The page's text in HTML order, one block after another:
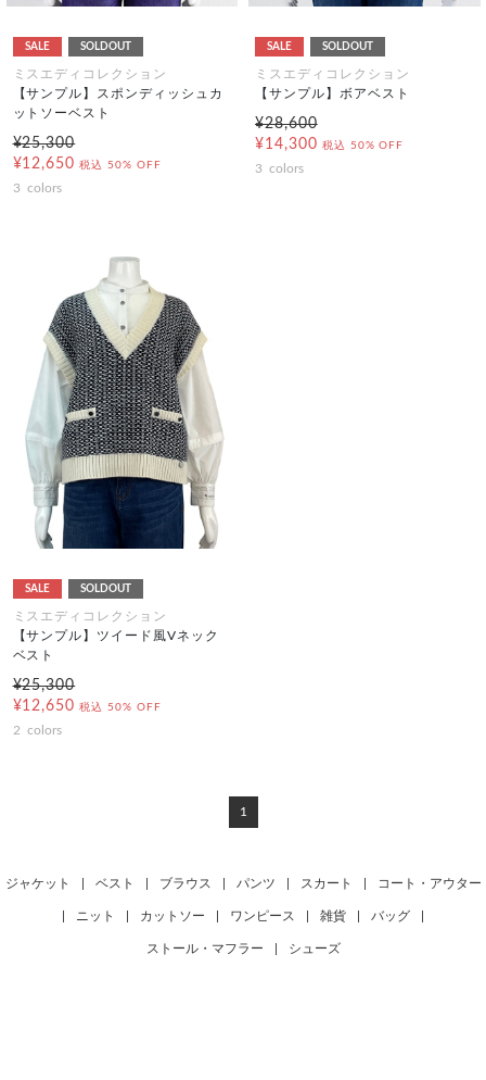
SALE SOLDOUT
ミスエディコレクション
【サンプル】スポンディッシュカ
ットソーベスト
¥25,300
¥12,650 税込 50% OFF
3 colors
SALE SOLDOUT
ミスエディコレクション
【サンプル】ボアベスト
¥28,600
¥14,300 税込 50% OFF
3 colors
SALE SOLDOUT
ミスエディコレクション
【サンプル】ツイード風Vネック
ベスト
¥25,300
¥12,650 税込 50% OFF
2 colors
1
ジャケット ベスト ブラウス パンツ スカート コート・アウター
ニット カットソー ワンピース 雑貨 バッグ
ストール・マフラー シューズ